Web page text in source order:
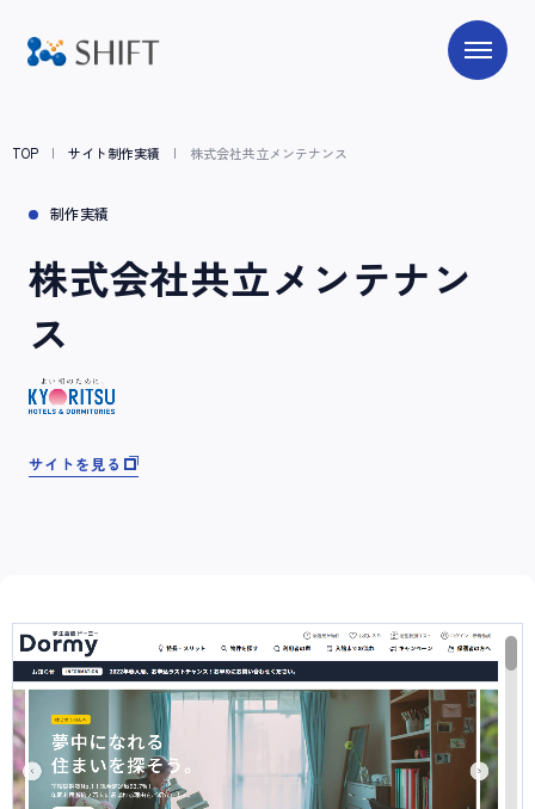
TOP サイト制作実績 株式会社共立メンテナンス
制作実績
株式会社共立メンテナン
ス
サイトを見る